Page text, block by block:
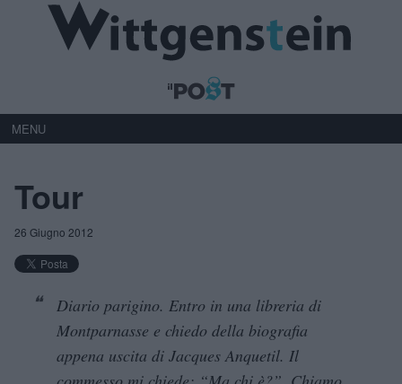
MENU
Tour
26 Giugno 2012
Diario parigino. Entro in una libreria di
Montparnasse e chiedo della biografia
appena uscita di Jacques Anquetil. Il